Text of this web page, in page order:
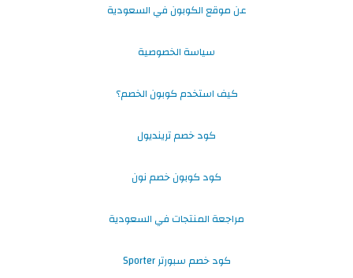
عن موقع الكوبون في السعودية
سياسة الخصوصية
كيف استخدم كوبون الخصم؟
كود خصم ترينديول
كود كوبون خصم نون
مراجعة المنتجات في السعودية
كود خصم سبورتر Sporter